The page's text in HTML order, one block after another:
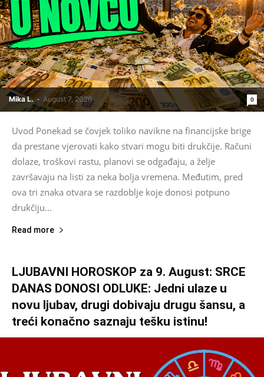
Mika L. - August 7, 2026 0
Uvod Ponekad se čovjek toliko navikne na financijske brige
da prestane vjerovati kako stvari mogu biti drukčije. Računi
dolaze, troškovi rastu, planovi se odgađaju, a želje
završavaju na listi za neka bolja vremena. Međutim, pred
ova tri znaka otvara se razdoblje koje donosi potpuno
drukčiju...
Read more
LJUBAVNI HOROSKOP za 9. August: SRCE
DANAS DONOSI ODLUKE: Jedni ulaze u
novu ljubav, drugi dobivaju drugu šansu, a
treći konačno saznaju tešku istinu!